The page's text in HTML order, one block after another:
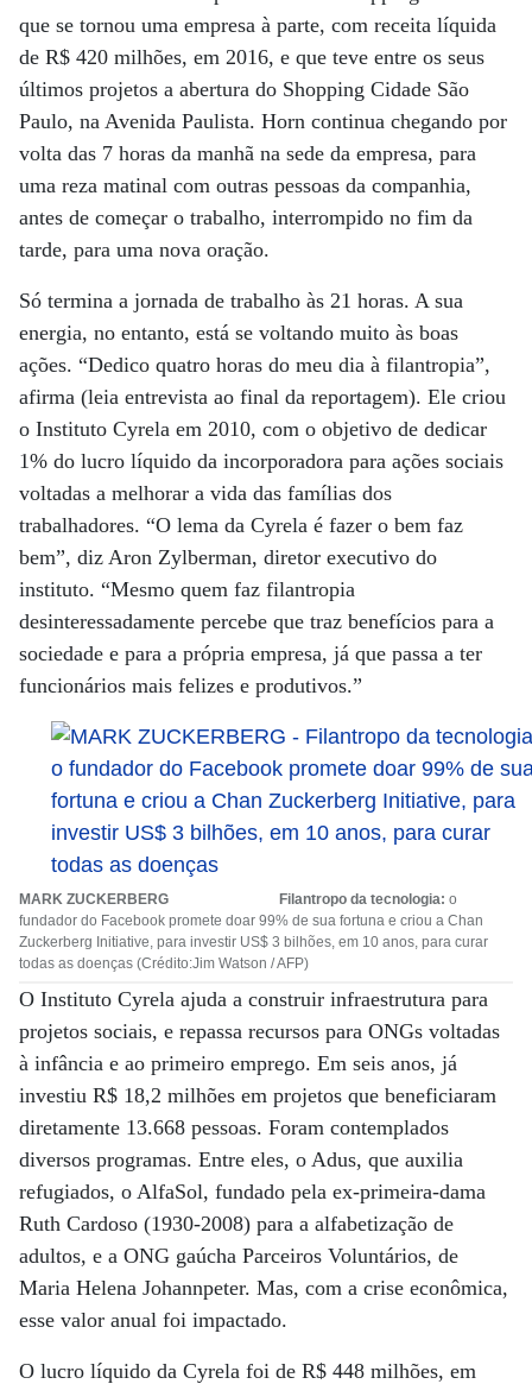
que se tornou uma empresa à parte, com receita líquida
de R$ 420 milhões, em 2016, e que teve entre os seus
últimos projetos a abertura do Shopping Cidade São
Paulo, na Avenida Paulista. Horn continua chegando por
volta das 7 horas da manhã na sede da empresa, para
uma reza matinal com outras pessoas da companhia,
antes de começar o trabalho, interrompido no fim da
tarde, para uma nova oração.
Só termina a jornada de trabalho às 21 horas. A sua
energia, no entanto, está se voltando muito às boas
ações. “Dedico quatro horas do meu dia à filantropia”,
afirma (leia entrevista ao final da reportagem). Ele criou
o Instituto Cyrela em 2010, com o objetivo de dedicar
1% do lucro líquido da incorporadora para ações sociais
voltadas a melhorar a vida das famílias dos
trabalhadores. “O lema da Cyrela é fazer o bem faz
bem”, diz Aron Zylberman, diretor executivo do
instituto. “Mesmo quem faz filantropia
desinteressadamente percebe que traz benefícios para a
sociedade e para a própria empresa, já que passa a ter
funcionários mais felizes e produtivos.”
MARK ZUCKERBERG Filantropo da tecnologia: o
fundador do Facebook promete doar 99% de sua fortuna e criou a Chan
Zuckerberg Initiative, para investir US$ 3 bilhões, em 10 anos, para curar
todas as doenças (Crédito:Jim Watson / AFP)
O Instituto Cyrela ajuda a construir infraestrutura para
projetos sociais, e repassa recursos para ONGs voltadas
à infância e ao primeiro emprego. Em seis anos, já
investiu R$ 18,2 milhões em projetos que beneficiaram
diretamente 13.668 pessoas. Foram contemplados
diversos programas. Entre eles, o Adus, que auxilia
refugiados, o AlfaSol, fundado pela ex-primeira-dama
Ruth Cardoso (1930-2008) para a alfabetização de
adultos, e a ONG gaúcha Parceiros Voluntários, de
Maria Helena Johannpeter. Mas, com a crise econômica,
esse valor anual foi impactado.
O lucro líquido da Cyrela foi de R$ 448 milhões, em